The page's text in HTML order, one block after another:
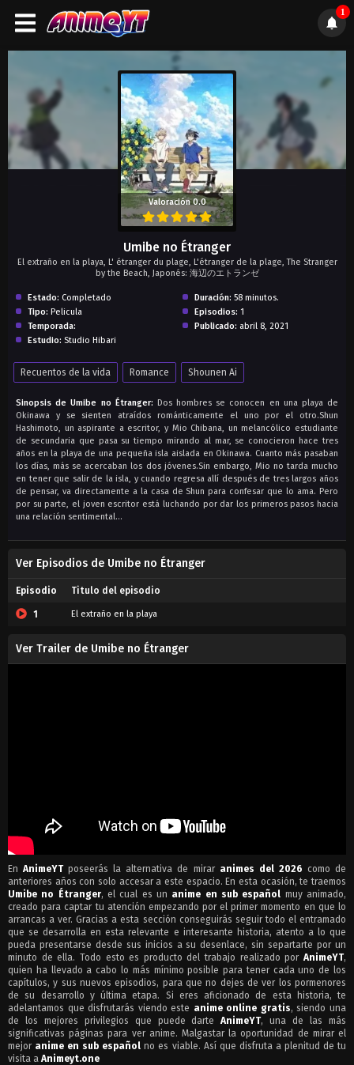
1
Valoración 0.0
Umibe no Étranger
El extraño en la playa, L' étranger du plage, L'étranger de la plage, The Stranger
by the Beach, Japonés: 海辺のエトランゼ
Estado: Completado
Tipo: Pelicula
Temporada:
Estudio: Studio Hibari
Duración: 58 minutos.
Episodios: 1
Publicado: abril 8, 2021
Recuentos de la vida Romance Shounen Ai
Sinopsis de Umibe no Étranger: Dos hombres se conocen en una playa de
Okinawa y se sienten atraídos románticamente el uno por el otro.Shun
Hashimoto, un aspirante a escritor, y Mio Chibana, un melancólico estudiante
de secundaria que pasa su tiempo mirando al mar, se conocieron hace tres
años en la playa de una pequeña isla aislada en Okinawa. Cuanto más pasaban
los días, más se acercaban los dos jóvenes.Sin embargo, Mio no tarda mucho
en tener que salir de la isla, y cuando regresa allí después de tres largos años
de pensar, va directamente a la casa de Shun para confesar que lo ama. Pero
por su parte, el joven escritor está luchando por dar los primeros pasos hacia
una relación sentimental…
Ver Episodios de Umibe no Étranger
Episodio Titulo del episodio
1 El extraño en la playa
Ver Trailer de Umibe no Étranger
EnAnimeYTposeerás la alternativa de mirar animes del 2026 como de
anteriores años con solo accesar a este espacio. En esta ocasión, te traemos
Umibe no Étranger, el cual es un anime en sub español muy animado,
creado para captar tu atención empezando por el primer momento en que lo
arrancas a ver. Gracias a esta sección conseguirás seguir todo el entramado
que se desarrolla en esta relevante e interesante historia, atento a lo que
pueda presentarse desde sus inicios a su desenlace, sin separtarte por un
minuto de ella. Todo esto es producto del trabajo realizado por AnimeYT,
quien ha llevado a cabo lo más mínimo posible para tener cada uno de los
capítulos, y sus nuevos episodios, para que no dejes de ver los pormenores
de su desarrollo y última etapa. Si eres aficionado de esta historia, te
adelantamos que disfrutarás viendo este anime online gratis, siendo una
de los mejores privilegios que puede darteAnimeYT, una de las más
significativas páginas para ver anime. Malgastar la oportunidad de mirar el
mejor anime en sub español no es viable. Así que disfruta a plenitud de tu
visita a Animeyt.one